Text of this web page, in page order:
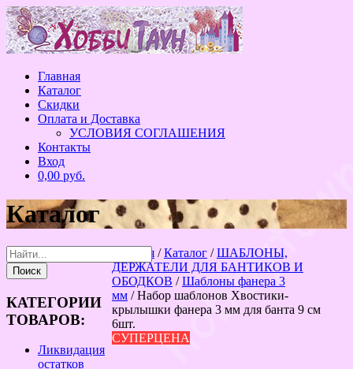
Перейти
к
содержанию
Главная
Каталог
Скидки
Оплата и Доставка
УСЛОВИЯ СОГЛАШЕНИЯ
Контакты
Вход
0,00 руб.
Каталог
Главная/Каталог/ШАБЛОНЫ,
ДЕРЖАТЕЛИ ДЛЯ БАНТИКОВ И
ОБОДКОВ /Шаблоны фанера 3
мм/ Набор шаблонов Хвостики-
крылышки фанера 3 мм для банта 9 см
6шт.
СУПЕРЦЕНА
КАТЕГОРИИ
ТОВАРОВ:
Ликвидация
остатков